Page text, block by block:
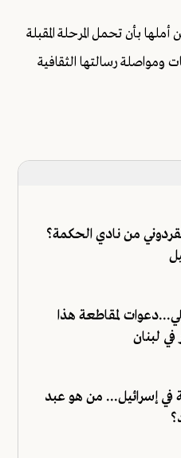
بأن تحمل المرحلة المقبلة
ومواصلة رسالتها الثقافية
من نادي الحكمة؟
لمقاطعة هذا
في لبنان
في إسرائيل... من هو عبد